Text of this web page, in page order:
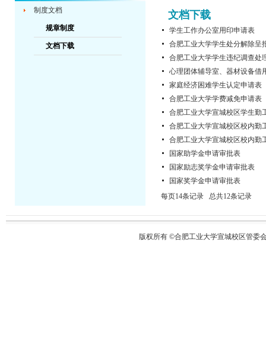
制度文档
规章制度
文档下载
文档下载
学生工作办公室用印申请表
合肥工业大学学生处分解除呈
合肥工业大学学生违纪调查处
心理团体辅导室、器材设备借
家庭经济困难学生认定申请表
合肥工业大学学费减免申请表
合肥工业大学宣城校区学生勤
合肥工业大学宣城校区校内勤
合肥工业大学宣城校区校内勤
国家助学金申请审批表
国家励志奖学金申请审批表
国家奖学金申请审批表
每页14条记录 总共12条记录
版权所有 ©合肥工业大学宣城校区管委